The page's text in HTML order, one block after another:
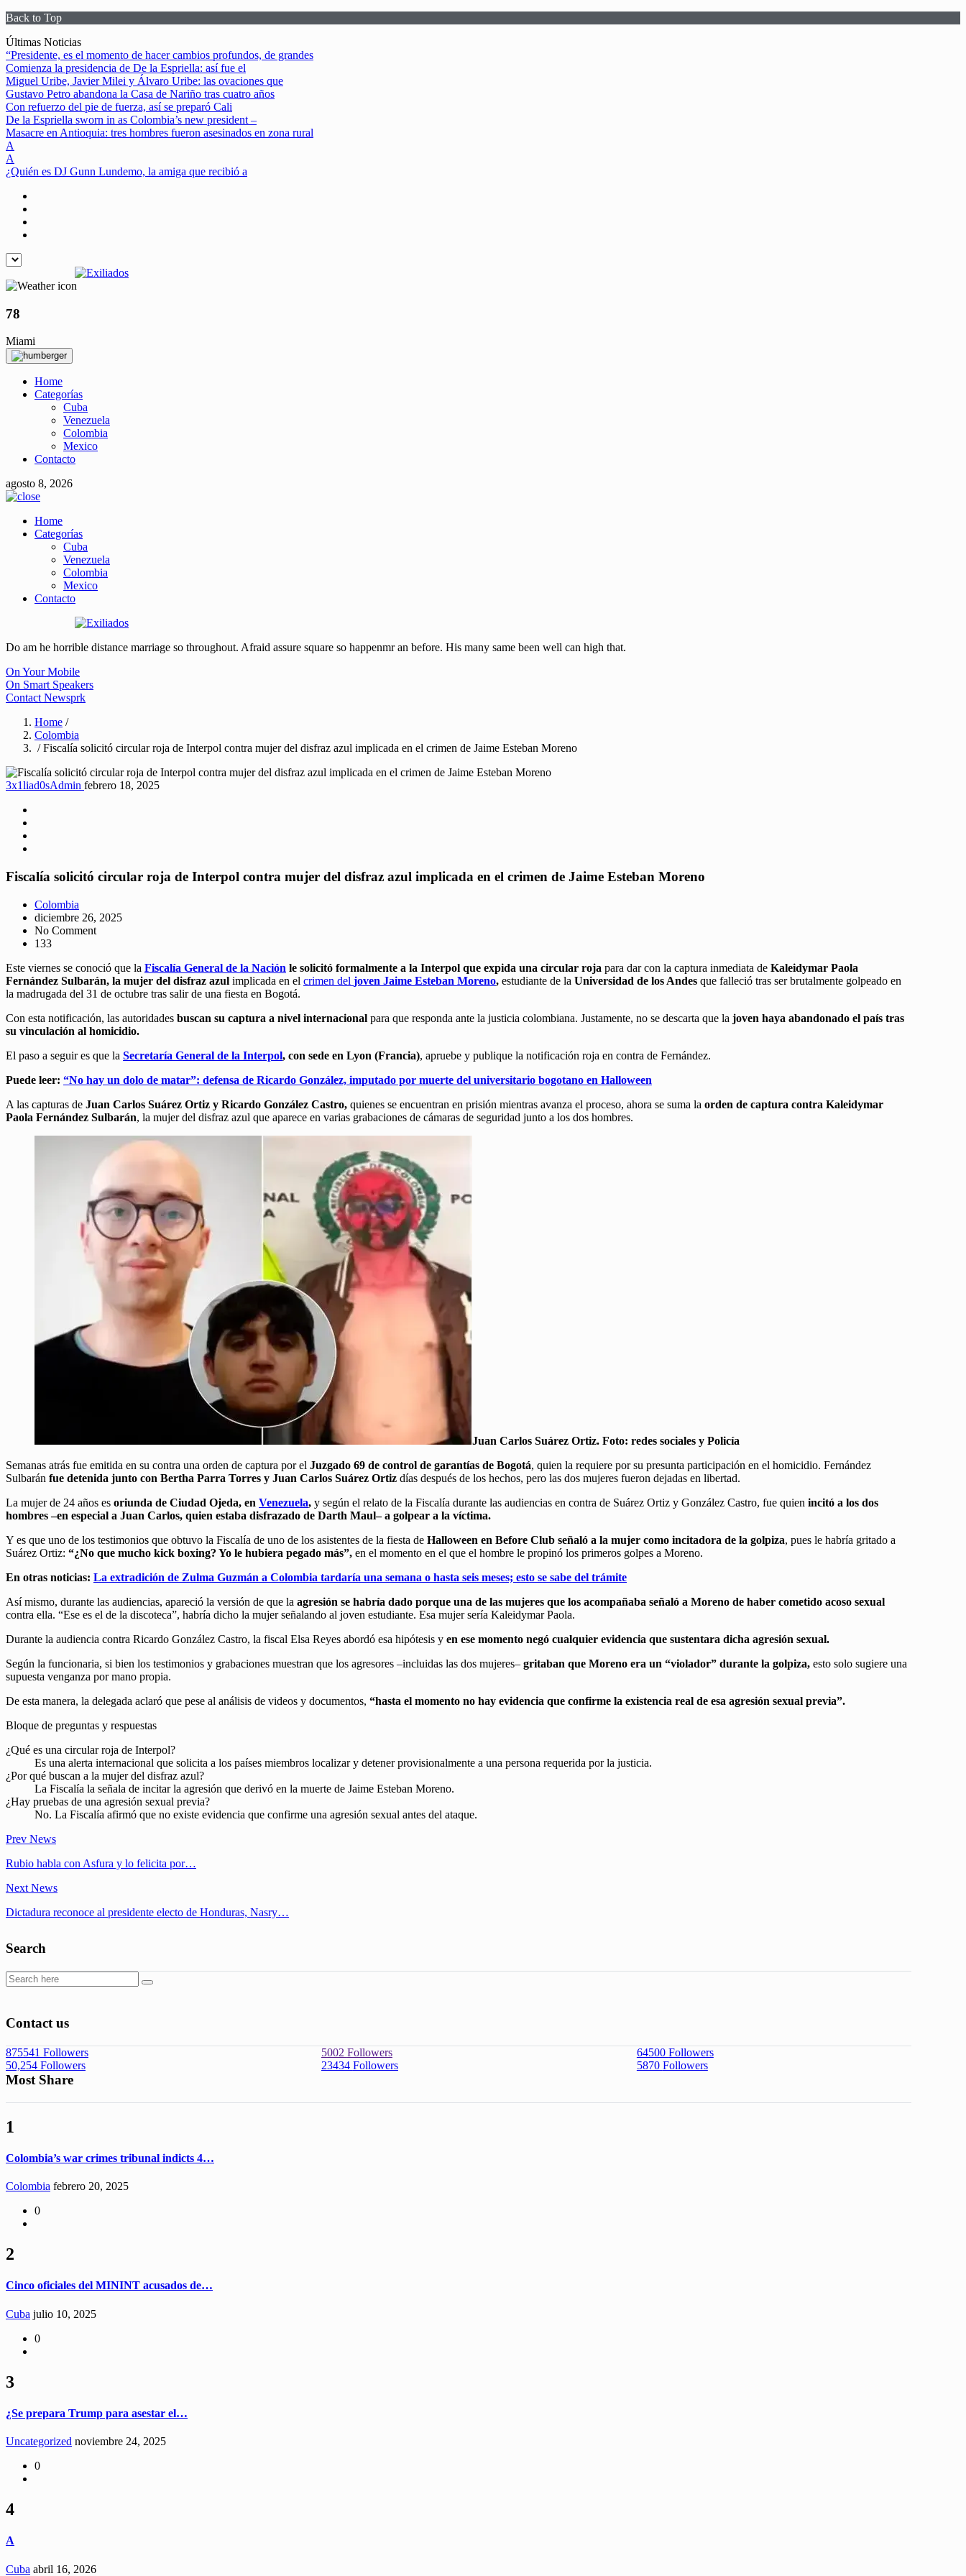
Back to Top
Skip
to
content
Últimas Noticias
“Presidente, es el momento de hacer cambios profundos, de grandes
Comienza la presidencia de De la Espriella: así fue el
Miguel Uribe, Javier Milei y Álvaro Uribe: las ovaciones que
Gustavo Petro abandona la Casa de Nariño tras cuatro años
Con refuerzo del pie de fuerza, así se preparó Cali
De la Espriella sworn in as Colombia’s new president –
Masacre en Antioquia: tres hombres fueron asesinados en zona rural
A
A
¿Quién es DJ Gunn Lundemo, la amiga que recibió a
78
Miami
Home
Categorías
Cuba
Venezuela
Colombia
Mexico
Contacto
agosto 8, 2026
Home
Categorías
Cuba
Venezuela
Colombia
Mexico
Contacto
Do am he horrible distance marriage so throughout. Afraid assure square so happenmr an before. His many same been well can high that.
On Your Mobile
On Smart Speakers
Contact Newsprk
Home /
Colombia
/ Fiscalía solicitó circular roja de Interpol contra mujer del disfraz azul implicada en el crimen de Jaime Esteban Moreno
3x1liad0sAdmin febrero 18, 2025
Fiscalía solicitó circular roja de Interpol contra mujer del disfraz azul implicada en el crimen de Jaime Esteban Moreno
Colombia
diciembre 26, 2025
No Comment
133
Este viernes se conoció que la Fiscalía General de la Nación le solicitó formalmente a la Interpol que expida una circular roja para dar con la captura inmediata de Kaleidymar Paola
Fernández Sulbarán, la mujer del disfraz azul implicada en el crimen del joven Jaime Esteban Moreno, estudiante de la Universidad de los Andes que falleció tras ser brutalmente golpeado en
la madrugada del 31 de octubre tras salir de una fiesta en Bogotá.
Con esta notificación, las autoridades buscan su captura a nivel internacional para que responda ante la justicia colombiana. Justamente, no se descarta que la joven haya abandonado el país tras
su vinculación al homicidio.
El paso a seguir es que la Secretaría General de la Interpol, con sede en Lyon (Francia), apruebe y publique la notificación roja en contra de Fernández.
Puede leer: “No hay un dolo de matar”: defensa de Ricardo González, imputado por muerte del universitario bogotano en Halloween
A las capturas de Juan Carlos Suárez Ortiz y Ricardo González Castro, quienes se encuentran en prisión mientras avanza el proceso, ahora se suma la orden de captura contra Kaleidymar
Paola Fernández Sulbarán, la mujer del disfraz azul que aparece en varias grabaciones de cámaras de seguridad junto a los dos hombres.
Juan Carlos Suárez Ortiz. Foto: redes sociales y Policía
Semanas atrás fue emitida en su contra una orden de captura por el Juzgado 69 de control de garantías de Bogotá, quien la requiere por su presunta participación en el homicidio. Fernández
Sulbarán fue detenida junto con Bertha Parra Torres y Juan Carlos Suárez Ortiz días después de los hechos, pero las dos mujeres fueron dejadas en libertad.
La mujer de 24 años es oriunda de Ciudad Ojeda, en Venezuela, y según el relato de la Fiscalía durante las audiencias en contra de Suárez Ortiz y González Castro, fue quien incitó a los dos
hombres –en especial a Juan Carlos, quien estaba disfrazado de Darth Maul– a golpear a la víctima.
Y es que uno de los testimonios que obtuvo la Fiscalía de uno de los asistentes de la fiesta de Halloween en Before Club señaló a la mujer como incitadora de la golpiza, pues le habría gritado a
Suárez Ortiz: “¿No que mucho kick boxing? Yo le hubiera pegado más”, en el momento en el que el hombre le propinó los primeros golpes a Moreno.
En otras noticias: La extradición de Zulma Guzmán a Colombia tardaría una semana o hasta seis meses; esto se sabe del trámite
Así mismo, durante las audiencias, apareció la versión de que la agresión se habría dado porque una de las mujeres que los acompañaba señaló a Moreno de haber cometido acoso sexual
contra ella. “Ese es el de la discoteca”, habría dicho la mujer señalando al joven estudiante. Esa mujer sería Kaleidymar Paola.
Durante la audiencia contra Ricardo González Castro, la fiscal Elsa Reyes abordó esa hipótesis y en ese momento negó cualquier evidencia que sustentara dicha agresión sexual.
Según la funcionaria, si bien los testimonios y grabaciones muestran que los agresores –incluidas las dos mujeres– gritaban que Moreno era un “violador” durante la golpiza, esto solo sugiere una
supuesta venganza por mano propia.
De esta manera, la delegada aclaró que pese al análisis de videos y documentos, “hasta el momento no hay evidencia que confirme la existencia real de esa agresión sexual previa”.
Bloque de preguntas y respuestas
¿Qué es una circular roja de Interpol?
Es una alerta internacional que solicita a los países miembros localizar y detener provisionalmente a una persona requerida por la justicia.
¿Por qué buscan a la mujer del disfraz azul?
La Fiscalía la señala de incitar la agresión que derivó en la muerte de Jaime Esteban Moreno.
¿Hay pruebas de una agresión sexual previa?
No. La Fiscalía afirmó que no existe evidencia que confirme una agresión sexual antes del ataque.
Prev News
Rubio habla con Asfura y lo felicita por…
Next News
Dictadura reconoce al presidente electo de Honduras, Nasry…
Search
Contact us
875541 Followers 5002 Followers 64500 Followers
50,254 Followers 23434 Followers 5870 Followers
Most Share
1
Colombia’s war crimes tribunal indicts 4…
Colombia febrero 20, 2025
0
2
Cinco oficiales del MININT acusados de…
Cuba julio 10, 2025
0
3
¿Se prepara Trump para asestar el…
Uncategorized noviembre 24, 2025
0
4
A
Cuba abril 16, 2026